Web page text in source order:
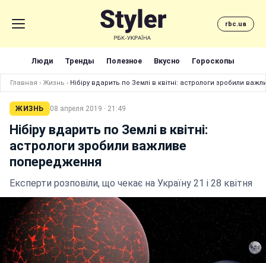
rbc.ua
Люди Тренды Полезное Вкусно Гороскопы
Главная › Жизнь › Нібіру вдарить по Землі в квітні: астрологи зробили
ЖИЗНЬ 08 апреля 2019 · 21:49
Нібіру вдарить по Землі в квітні:
астрологи зробили важливе
попередження
Експерти розповіли, що чекає на Україну 21 і 28 квітня